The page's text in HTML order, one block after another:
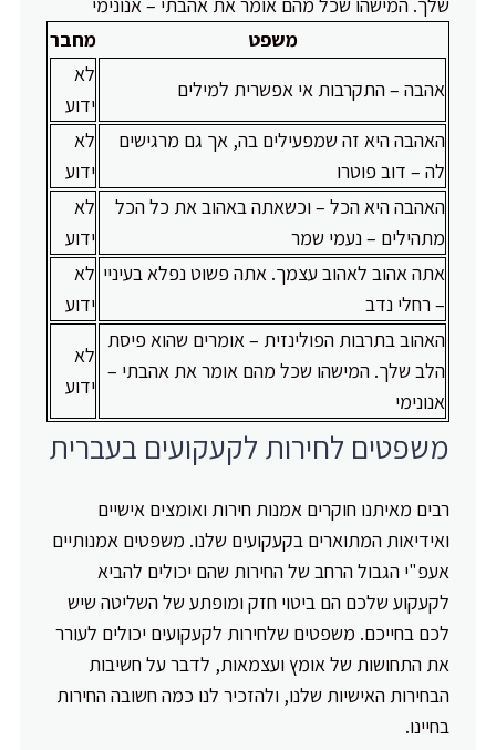
משפט
מחבר
אהבה – התקרבות אי אפשרית למילים
לא
ידוע
האהבה היא זה שמפעילים בה, אך גם מרגישים
לה – דוב פוטרו
לא
ידוע
האהבה היא הכל – וכשאתה באהוב את כל הכל
מתהילים – נעמי שמר
לא
ידוע
אתה אהוב לאהוב עצמך. אתה פשוט נפלא בעיניי
– רחלי נדב
לא
ידוע
האהוב בתרבות הפולינזית – אומרים שהוא פיסת
הלב שלך. המישהו שכל מהם אומר את אהבתי –
אנונימי
לא
ידוע
משפטים לחירות לקעקועים בעברית
רבים מאיתנו חוקרים אמנות חירות ואומצים אישיים
ואידיאות המתוארים בקעקועים שלנו. משפטים אמנותיים
אעפ"י הגבול הרחב של החירות שהם יכולים להביא
לקעקוע שלכם הם ביטוי חזק ומופתע של השליטה שיש
לכם בחייכם. משפטים שלחירות לקעקועים יכולים לעורר
את התחושות של אומץ ועצמאות, לדבר על חשיבות
הבחירות האישיות שלנו, ולהזכיר לנו כמה חשובה החירות
בחיינו.